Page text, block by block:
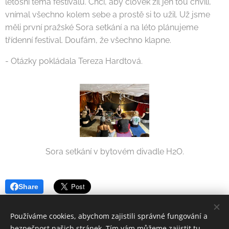
vnímal všechno kolem sebe a prostě si to užil. Už jsme
měli první pražské Sora setkání a na léto plánujeme
třídenní festival. Doufám, že všechno klapne.
- Otázky pokládala Tereza Hardtová.
Sora setkání v bytovém divadle H2O.
Share
Používáme cookies, abychom zajistili správné fungování a